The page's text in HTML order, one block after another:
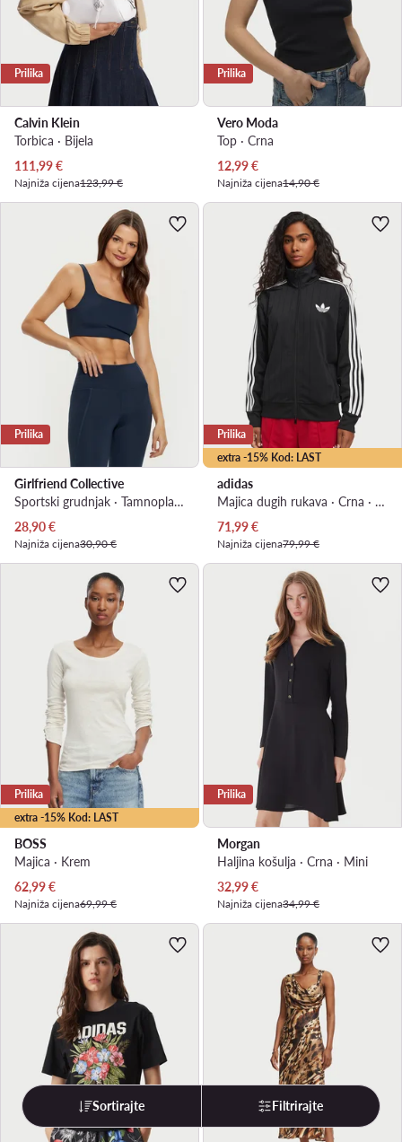
Prilika
Calvin Klein
Torbica · Bijela
Trenutna cijena
111,99€
Najniža cijena123,99 €
Prilika
Vero Moda
Top · Crna
Trenutna cijena
12,99€
Najniža cijena14,90 €
Prilika
Girlfriend Collective
Sportski grudnjak · Tamnoplava
Trenutna cijena
28,90€
Najniža cijena30,90 €
extra -15% Kod: LAST
Prilika
adidas
Majica dugih rukava · Crna · Relaxed Fit
Trenutna cijena
71,99€
Najniža cijena79,99 €
extra -15% Kod: LAST
Prilika
BOSS
Majica · Krem
Trenutna cijena
62,99€
Najniža cijena69,99 €
Prilika
Morgan
Haljina košulja · Crna · Mini
Trenutna cijena
32,99€
Najniža cijena34,99 €
Sortirajte Filtrirajte